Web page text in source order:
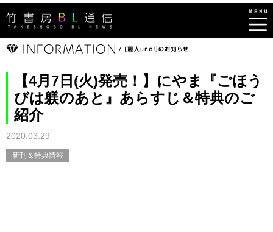
【4月7日(火)発売！】にやま『ごほう
びは躾のあと』あらすじ＆特典のご
紹介
2020.03.29
新刊＆特典情報